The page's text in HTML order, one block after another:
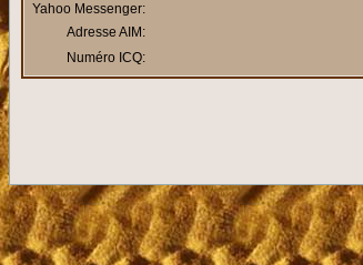
Yahoo Messenger:
Adresse AIM:
Numéro ICQ: